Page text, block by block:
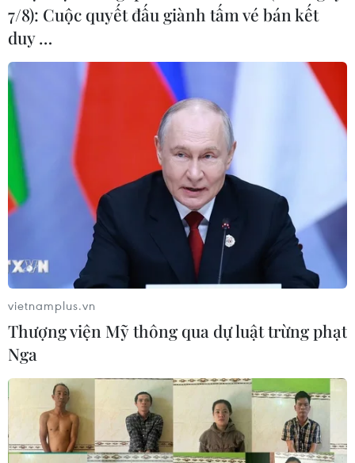
19 và khắc phục hậu đại dịch.
nhiễm COVID-19 tại Việt Nam
17/04/2020 10:45
Theo thống kê, các ổ dịch và ca siêu lây nhiễm chiếm
khoảng 40% bệnh nhân mắc bệnh viêm đường hô hấp
cấp COVID-19 tại Việt Nam.
7/8): Cuộc quyết đấu giành tấm vé bán kết
duy …
vietnamplus.vn
Thượng viện Mỹ thông qua dự luật trừng phạt
Nga